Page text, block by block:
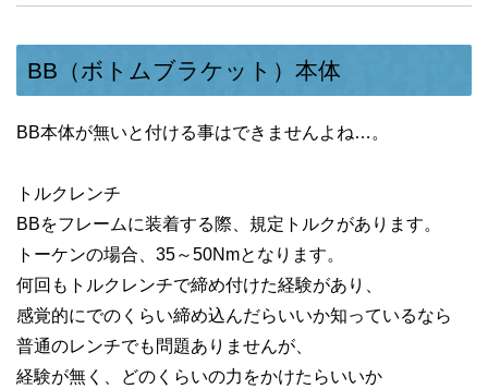
BB（ボトムブラケット）本体
BB本体が無いと付ける事はできませんよね…。
トルクレンチ
BBをフレームに装着する際、規定トルクがあります。
トーケンの場合、35～50Nmとなります。
何回もトルクレンチで締め付けた経験があり、
感覚的にでのくらい締め込んだらいいか知っているなら
普通のレンチでも問題ありませんが、
経験が無く、どのくらいの力をかけたらいいか